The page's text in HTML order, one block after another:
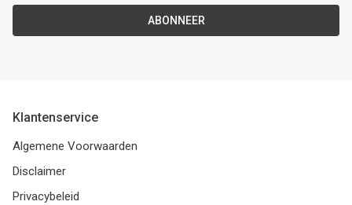
ABONNEER
Klantenservice
Algemene Voorwaarden
Disclaimer
Privacybeleid